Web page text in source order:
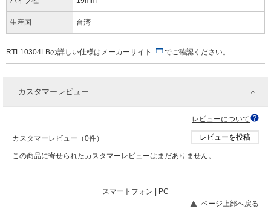
生産国 台湾
RTL10304LBの詳しい仕様は メーカーサイト でご確認ください。
カスタマーレビュー
レビューについて
カスタマーレビュー（0件） レビューを投稿
この商品に寄せられたカスタマーレビューはまだありません。
スマートフォン |
PC
ページ上部へ戻る